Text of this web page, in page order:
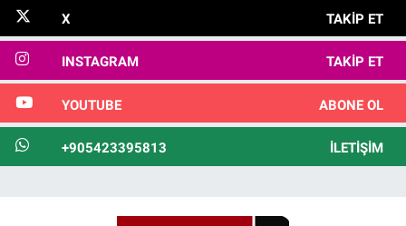
X TAKIP ET
INSTAGRAM TAKIP ET
YOUTUBE ABONE OL
+905423395813 İLETIŞIM